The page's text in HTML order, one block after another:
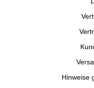
Hinweise